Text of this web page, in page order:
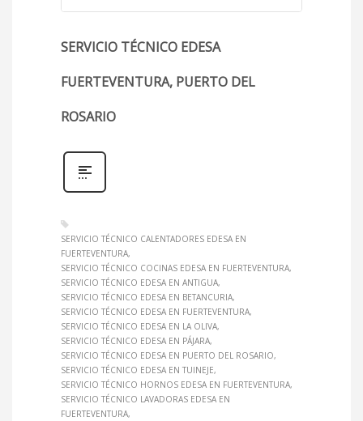
SERVICIO TÉCNICO EDESA
FUERTEVENTURA, PUERTO DEL
ROSARIO
SERVICIO TÉCNICO CALENTADORES EDESA EN
FUERTEVENTURA
SERVICIO TÉCNICO COCINAS EDESA EN FUERTEVENTURA
SERVICIO TÉCNICO EDESA EN ANTIGUA
SERVICIO TÉCNICO EDESA EN BETANCURIA
SERVICIO TÉCNICO EDESA EN FUERTEVENTURA
SERVICIO TÉCNICO EDESA EN LA OLIVA
SERVICIO TÉCNICO EDESA EN PÁJARA
SERVICIO TÉCNICO EDESA EN PUERTO DEL ROSARIO
SERVICIO TÉCNICO EDESA EN TUINEJE
SERVICIO TÉCNICO HORNOS EDESA EN FUERTEVENTURA
SERVICIO TÉCNICO LAVADORAS EDESA EN
FUERTEVENTURA